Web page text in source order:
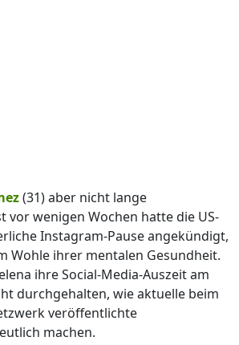
(31) aber nicht lange
vor wenigen Wochen hatte die US-
Instagram-Pause angekündigt,
Wohle ihrer mentalen Gesundheit.
ihre Social-Media-Auszeit am
durchgehalten, wie aktuelle beim
veröffentlichte
machen.